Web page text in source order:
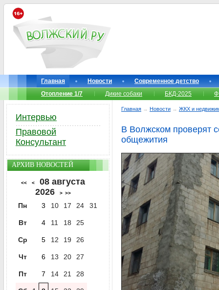
Главная Новости
Современное детство
Отопление 1/7
Дикие собаки БКД-2025
Главная → Новости → ЖКХ и
В Волжском проверят
общежития
Интервью
Правовой
Консультант
АРХИВ НОВОСТЕЙ
<< <
08 августа
2026
> >>
Пн 3 10 17 24 31
Вт 4 11 18 25
Ср 5 12 19 26
Чт 6 13 20 27
Пт 7 14 21 28